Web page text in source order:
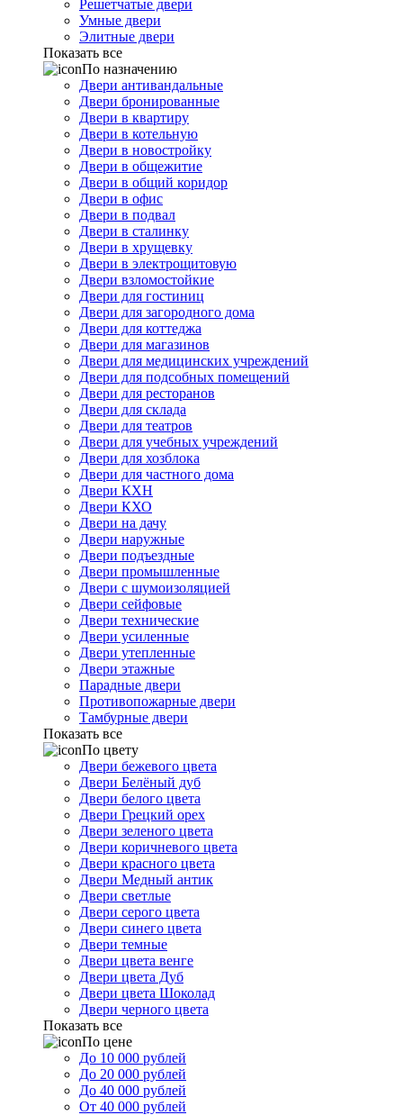
Решетчатые двери
Умные двери
Элитные двери
Показать все
По назначению
Двери антивандальные
Двери бронированные
Двери в квартиру
Двери в котельную
Двери в новостройку
Двери в общежитие
Двери в общий коридор
Двери в офис
Двери в подвал
Двери в сталинку
Двери в хрущевку
Двери в электрощитовую
Двери взломостойкие
Двери для гостиниц
Двери для загородного дома
Двери для коттеджа
Двери для магазинов
Двери для медицинских учреждений
Двери для подсобных помещений
Двери для ресторанов
Двери для склада
Двери для театров
Двери для учебных учреждений
Двери для хозблока
Двери для частного дома
Двери КХН
Двери КХО
Двери на дачу
Двери наружные
Двери подъездные
Двери промышленные
Двери с шумоизоляцией
Двери сейфовые
Двери технические
Двери усиленные
Двери утепленные
Двери этажные
Парадные двери
Противопожарные двери
Тамбурные двери
Показать все
По цвету
Двери бежевого цвета
Двери Белёный дуб
Двери белого цвета
Двери Грецкий орех
Двери зеленого цвета
Двери коричневого цвета
Двери красного цвета
Двери Медный антик
Двери светлые
Двери серого цвета
Двери синего цвета
Двери темные
Двери цвета венге
Двери цвета Дуб
Двери цвета Шоколад
Двери черного цвета
Показать все
По цене
До 10 000 рублей
До 20 000 рублей
До 40 000 рублей
От 40 000 рублей